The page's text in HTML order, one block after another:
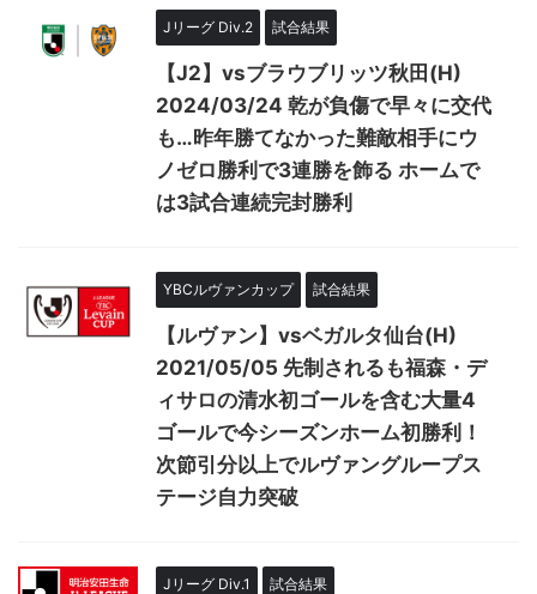
Jリーグ Div.2 試合結果
【J2】vsブラウブリッツ秋田(H)
2024/03/24 乾が負傷で早々に交代
も…昨年勝てなかった難敵相手にウ
ノゼロ勝利で3連勝を飾る ホームで
は3試合連続完封勝利
YBCルヴァンカップ 試合結果
【ルヴァン】vsベガルタ仙台(H)
2021/05/05 先制されるも福森・デ
ィサロの清水初ゴールを含む大量4
ゴールで今シーズンホーム初勝利！
次節引分以上でルヴァングループス
テージ自力突破
Jリーグ Div.1 試合結果